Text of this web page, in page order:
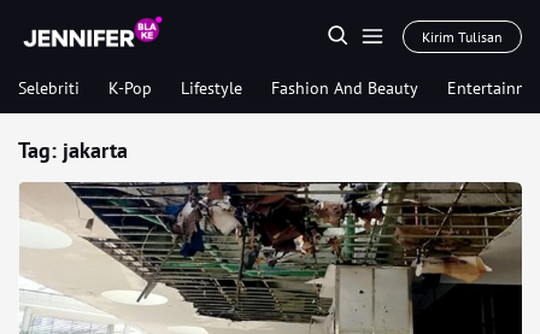
Kirim Tulisan
Selebriti K-Pop Lifestyle Fashion And Beauty
Tag: jakarta